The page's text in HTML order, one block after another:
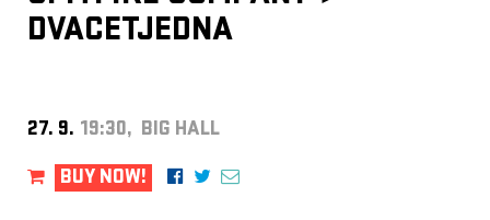
DVACETJEDNA
27. 9. 19:30, BIG HALL
BUY NOW!